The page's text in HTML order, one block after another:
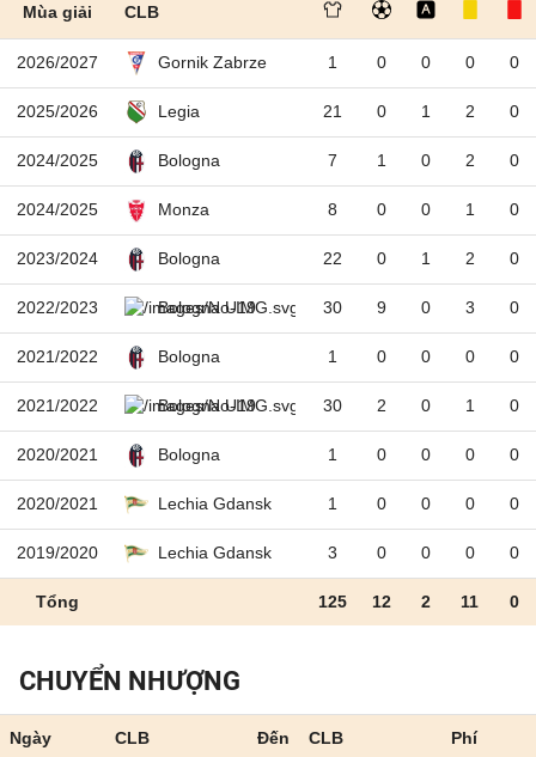
Mùa giải CLB
2026/2027 Gornik Zabrze 1 0 0 0 0
2025/2026 Legia 21 0 1 2 0
2024/2025 Bologna 7 1 0 2 0
2024/2025 Monza 8 0 0 1 0
2023/2024 Bologna 22 0 1 2 0
2022/2023 Bologna U19 30 9 0 3 0
2021/2022 Bologna 1 0 0 0 0
2021/2022 Bologna U19 30 2 0 1 0
2020/2021 Bologna 1 0 0 0 0
2020/2021 Lechia Gdansk 1 0 0 0 0
2019/2020 Lechia Gdansk 3 0 0 0 0
Tổng 125 12 2 11 0
CHUYỂN NHƯỢNG
Ngày CLB Đến CLB Phí